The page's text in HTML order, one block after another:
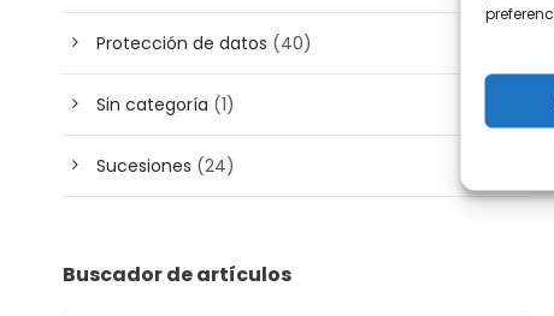
Protección de datos (40)
Sin categoría (1)
Sucesiones (24)
Buscador de artículos